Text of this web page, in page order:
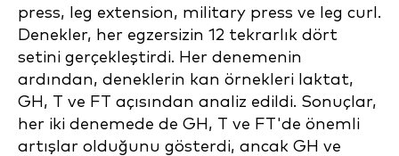
press, leg extension, military press ve leg curl.
Denekler, her egzersizin 12 tekrarlık dört
setini gerçekleştirdi. Her denemenin
ardından, deneklerin kan örnekleri laktat,
GH, T ve FT açısından analiz edildi. Sonuçlar,
her iki denemede de GH, T ve FT'de önemli
artışlar olduğunu gösterdi, ancak GH ve